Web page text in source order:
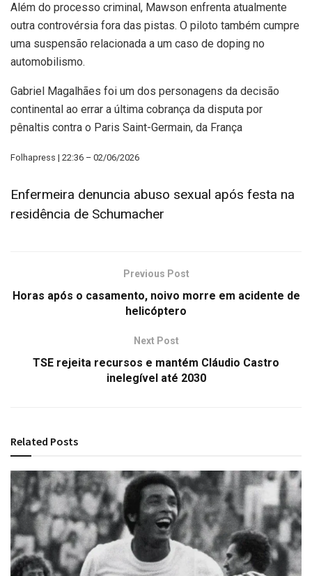
Além do processo criminal, Mawson enfrenta atualmente
outra controvérsia fora das pistas. O piloto também cumpre
uma suspensão relacionada a um caso de doping no
automobilismo.
Gabriel Magalhães foi um dos personagens da decisão
continental ao errar a última cobrança da disputa por
pênaltis contra o Paris Saint-Germain, da França
Folhapress | 22:36 – 02/06/2026
Enfermeira denuncia abuso sexual após festa na
residência de Schumacher
Previous Post
Horas após o casamento, noivo morre em acidente de
helicóptero
Next Post
TSE rejeita recursos e mantém Cláudio Castro
inelegível até 2030
Related Posts